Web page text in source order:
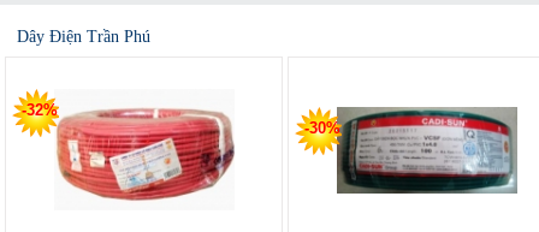
Dây Điện Trần Phú
-32%
-30%